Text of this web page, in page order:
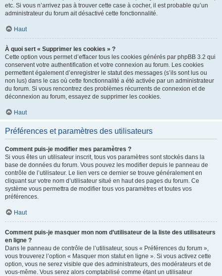
etc. Si vous n’arrivez pas à trouver cette case à cocher, il est probable qu’un
administrateur du forum ait désactivé cette fonctionnalité.
Haut
À quoi sert « Supprimer les cookies » ?
Cette option vous permet d’effacer tous les cookies générés par phpBB 3.2 qui
conservent votre authentification et votre connexion au forum. Les cookies
permettent également d’enregistrer le statut des messages (s’ils sont lus ou
non lus) dans le cas où cette fonctionnalité a été activée par un administrateur
du forum. Si vous rencontrez des problèmes récurrents de connexion et de
déconnexion au forum, essayez de supprimer les cookies.
Haut
Préférences et paramètres des utilisateurs
Comment puis-je modifier mes paramètres ?
Si vous êtes un utilisateur inscrit, tous vos paramètres sont stockés dans la
base de données du forum. Vous pouvez les modifier depuis le panneau de
contrôle de l’utilisateur. Le lien vers ce dernier se trouve généralement en
cliquant sur votre nom d’utilisateur situé en haut des pages du forum. Ce
système vous permettra de modifier tous vos paramètres et toutes vos
préférences.
Haut
Comment puis-je masquer mon nom d’utilisateur de la liste des utilisateurs
en ligne ?
Dans le panneau de contrôle de l’utilisateur, sous « Préférences du forum »,
vous trouverez l’option « Masquer mon statut en ligne ». Si vous activez cette
option, vous ne serez visible que des administrateurs, des modérateurs et de
vous-même. Vous serez alors comptabilisé comme étant un utilisateur